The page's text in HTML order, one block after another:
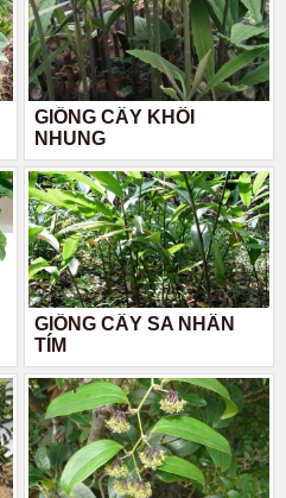
GIỐNG CÂY KHÔI
NHUNG
GIỐNG CÂY SA NHÂN
TÍM